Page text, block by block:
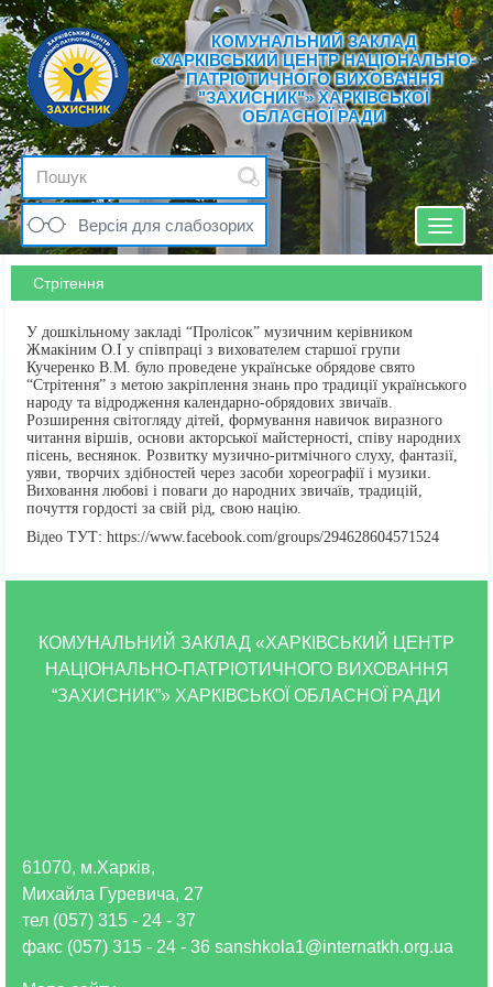
КОМУНАЛЬНИЙ ЗАКЛАД
«ХАРКІВСЬКИЙ ЦЕНТР НАЦІОНАЛЬНО-
ПАТРІОТИЧНОГО ВИХОВАННЯ
"ЗАХИСНИК"» ХАРКІВСЬКОЇ
ОБЛАСНОЇ РАДИ
Версія для слабозорих
Toggle
Стрітення
У дошкільному закладі “Пролісок” музичним керівником
Жмакіним О.І у співпраці з вихователем старшої групи
Кучеренко В.М. було проведене українське обрядове свято
“Стрітення” з метою закріплення знань про традиції українського
народу та відродження календарно-обрядових звичаїв.
Розширення світогляду дітей, формування навичок виразного
читання віршів, основи акторської майстерності, співу народних
пісень, веснянок. Розвитку музично-ритмічного слуху, фантазії,
уяви, творчих здібностей через засоби хореографії і музики.
Виховання любові і поваги до народних звичаїв, традицій,
почуття гордості за свій рід, свою націю.
Відео ТУТ: https://www.facebook.com/groups/294628604571524
КОМУНАЛЬНИЙ ЗАКЛАД «ХАРКІВСЬКИЙ ЦЕНТР
НАЦІОНАЛЬНО-ПАТРІОТИЧНОГО ВИХОВАННЯ
“ЗАХИСНИК”» ХАРКІВСЬКОЇ ОБЛАСНОЇ РАДИ
61070, м.Харків,
Михайла Гуревича, 27
тел (057) 315 - 24 - 37
факс (057) 315 - 24 - 36 sanshkola1@internatkh.org.ua